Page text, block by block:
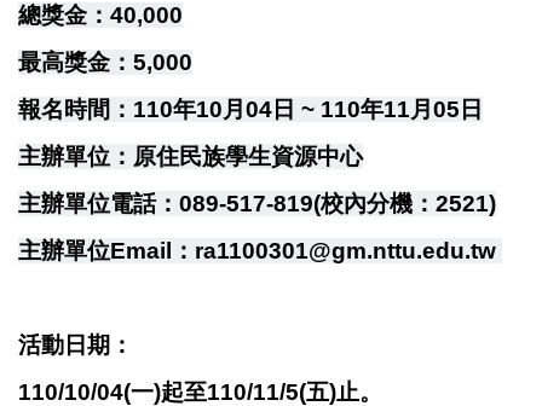
總獎金：40,000
最高獎金：5,000
報名時間：110年10月04日 ~ 110年11月05日
主辦單位：原住民族學生資源中心
主辦單位電話：089-517-819(校內分機：2521)
主辦單位Email：ra1100301@gm.nttu.edu.tw
活動日期：
110/10/04(一)起至110/11/5(五)止。